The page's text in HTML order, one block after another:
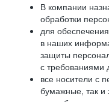
В компании
обработки
для
в наших
защиты
с требованиями
все носители с
бумажные, так и